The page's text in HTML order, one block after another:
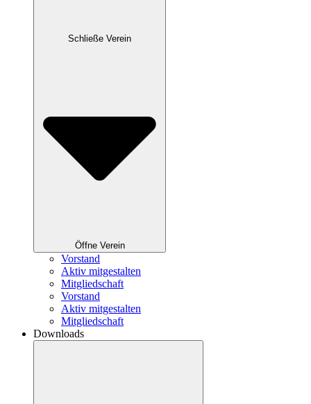
Schließe Verein
Öffne Verein
Vorstand
Aktiv mitgestalten
Mitgliedschaft
Vorstand
Aktiv mitgestalten
Mitgliedschaft
Downloads